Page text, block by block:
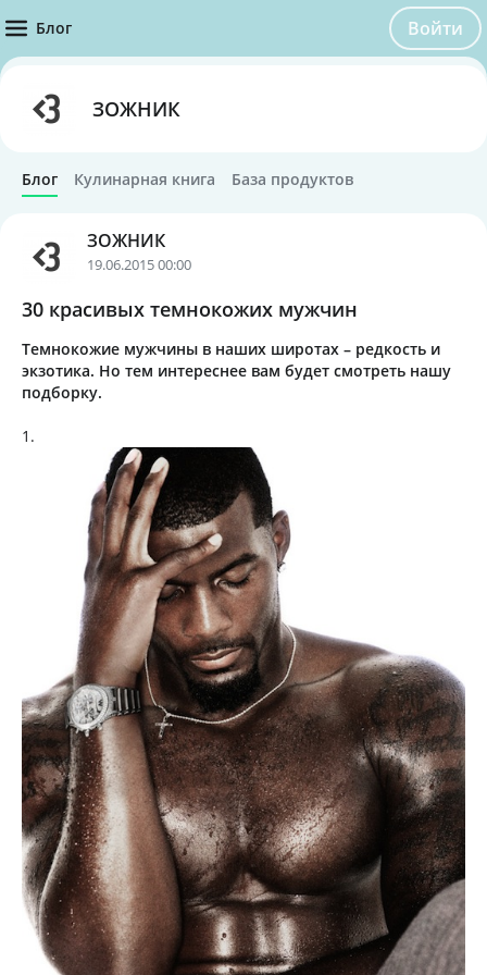
Блог Войти
ЗОЖНИК
Блог Кулинарная книга База продуктов
ЗОЖНИК
19.06.2015 00:00
30 красивых темнокожих мужчин
Темнокожие мужчины в наших широтах – редкость и
экзотика. Но тем интереснее вам будет смотреть нашу
подборку.
1.